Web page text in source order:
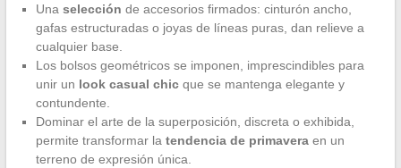
Una selección de accesorios firmados: cinturón ancho,
gafas estructuradas o joyas de líneas puras, dan relieve a
cualquier base.
Los bolsos geométricos se imponen, imprescindibles para
unir un look casual chicque se mantenga elegante y
contundente.
Dominar el arte de la superposición, discreta o exhibida,
permite transformar la tendencia de primaveraen un
terreno de expresión única.